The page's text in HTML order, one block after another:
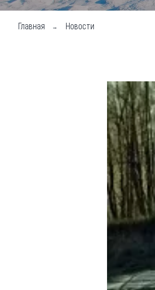
Придорожные кафе
Другие рубрики
Реестр туроператоров
агентств Алтайского края
Обращения граждан
Главная Новости